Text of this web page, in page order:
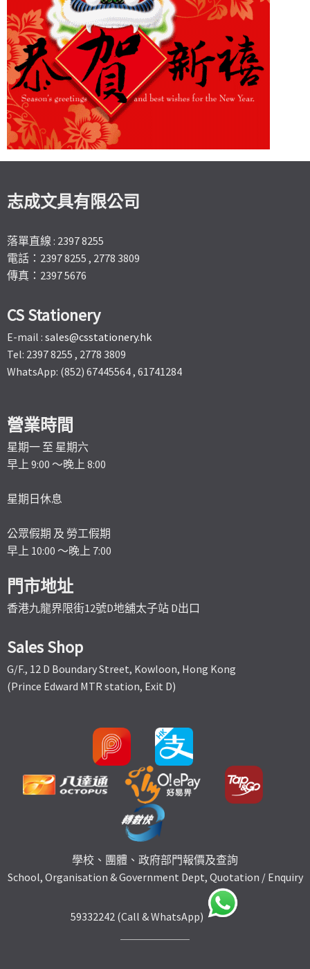
志成文具有限公司
落單直線 : 2397 8255
電話：2397 8255 , 2778 3809
傳真：2397 5676
CS Stationery
E-mail : sales@csstationery.hk
Tel: 2397 8255 , 2778 3809
WhatsApp: (852) 67445564 , 61741284
營業時間
星期一 至 星期六
早上 9:00 ～晚上 8:00
星期日休息
公眾假期 及 勞工假期
早上 10:00 ～晚上 7:00
門市地址
香港九龍界限街12號D地舖太子站 D出口
Sales Shop
G/F., 12 D Boundary Street, Kowloon, Hong Kong
(Prince Edward MTR station, Exit D)
學校、團體、政府部門報價及查詢
School, Organisation & Government Dept, Quotation / Enquiry
59332242 (Call & WhatsApp)